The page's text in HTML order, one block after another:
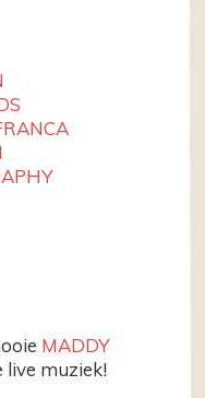
MADDY
live muziek!